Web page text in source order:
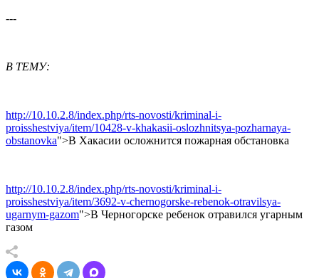
---
В ТЕМУ:
http://10.10.2.8/index.php/rts-novosti/kriminal-i-
proisshestviya/item/10428-v-khakasii-oslozhnitsya-pozharnaya-
obstanovka">В Хакасии осложнится пожарная обстановка
http://10.10.2.8/index.php/rts-novosti/kriminal-i-
proisshestviya/item/3692-v-chernogorske-rebenok-otravilsya-
ugarnym-gazom">В Черногорске ребенок отравился угарным
газом